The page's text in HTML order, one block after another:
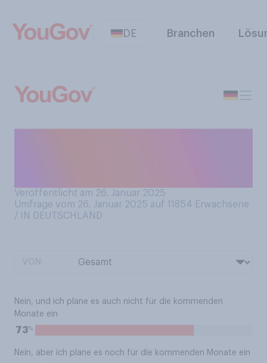
DE Branchen
Veröffentlicht am 26. Januar 2025
Umfrage vom 26. Januar 2025 auf 11854 Erwachsene
/ IN DEUTSCHLAND
Nein, und ich plane es auch nicht für die kommenden
Monate ein
73%
Nein, aber ich plane es noch für die kommenden Monate ein